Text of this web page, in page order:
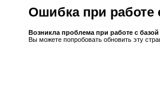
Ошибка при работе
Возникла проблема при работе с
Вы можете попробовать обновить эту